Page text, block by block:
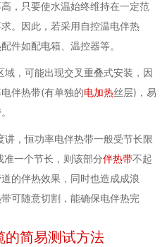
，只要使水温始终维持在一定范
。因此，若采用自控温电伴热
件如配电箱、温控器等。
域，可能出现交叉重叠式安装，因
伴热带(有单独的电加热丝层)，易
讲，恒功率电伴热带一般受节长限
一个节长，则该部分伴热带不起
的伴热效果，同时也造成成浪
可随意切割，能确保电伴热完
的简易测试方法